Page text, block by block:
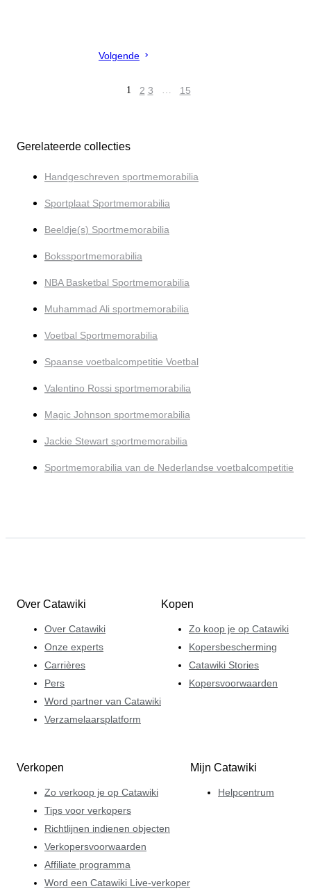
Volgende
1 2 3 … 15
Gerelateerde collecties
Handgeschreven sportmemorabilia
Sportplaat Sportmemorabilia
Beeldje(s) Sportmemorabilia
Bokssportmemorabilia
NBA Basketbal Sportmemorabilia
Muhammad Ali sportmemorabilia
Voetbal Sportmemorabilia
Spaanse voetbalcompetitie Voetbal
Valentino Rossi sportmemorabilia
Magic Johnson sportmemorabilia
Jackie Stewart sportmemorabilia
Sportmemorabilia van de Nederlandse voetbalcompetitie
Over Catawiki
Over Catawiki
Onze experts
Carrières
Pers
Word partner van Catawiki
Verzamelaarsplatform
Kopen
Zo koop je op Catawiki
Kopersbescherming
Catawiki Stories
Kopersvoorwaarden
Verkopen
Zo verkoop je op Catawiki
Tips voor verkopers
Richtlijnen indienen objecten
Verkopersvoorwaarden
Affiliate programma
Word een Catawiki Live-verkoper
Mijn Catawiki
Helpcentrum